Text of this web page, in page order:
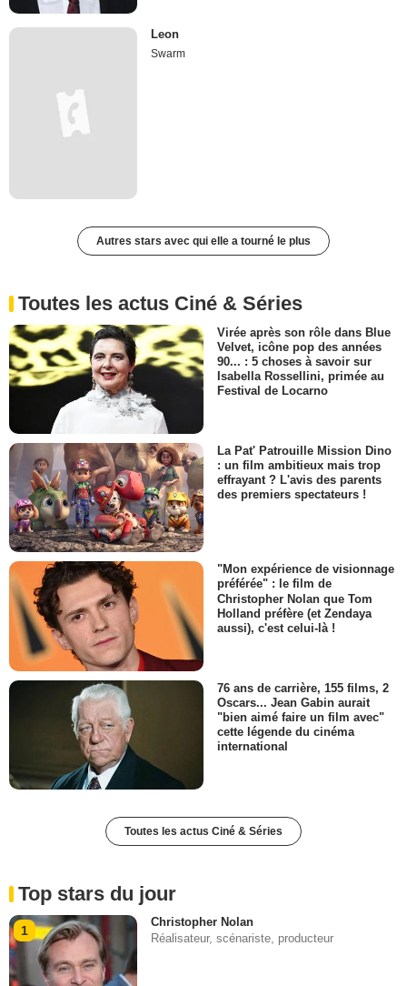
Leon
Swarm
Autres stars avec qui elle a tourné le plus
Toutes les actus Ciné & Séries
Virée après son rôle dans Blue
Velvet, icône pop des années
90... : 5 choses à savoir sur
Isabella Rossellini, primée au
Festival de Locarno
La Pat' Patrouille Mission Dino
: un film ambitieux mais trop
effrayant ? L'avis des parents
des premiers spectateurs !
"Mon expérience de visionnage
préférée" : le film de
Christopher Nolan que Tom
Holland préfère (et Zendaya
aussi), c'est celui-là !
76 ans de carrière, 155 films, 2
Oscars... Jean Gabin aurait
"bien aimé faire un film avec"
cette légende du cinéma
international
Toutes les actus Ciné & Séries
Top stars du jour
1
Christopher Nolan
Réalisateur, scénariste, producteur